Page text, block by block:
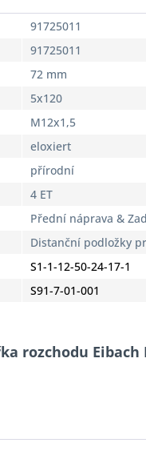
91725011
91725011
72 mm
5x120
M12x1,5
eloxiert
přírodní
4 ET
Přední náprava &
Distanční podložky
S1-1-12-50-24-17-1
S91-7-01-001
rozchodu